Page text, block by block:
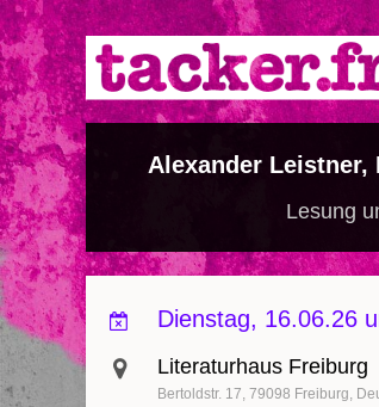
Direkt
zum
Inhalt
Alexander Leistner,
Lesung
Dienstag, 16.06.26
Literaturhaus Freiburg
Bertoldstr. 17 79098 Freiburg